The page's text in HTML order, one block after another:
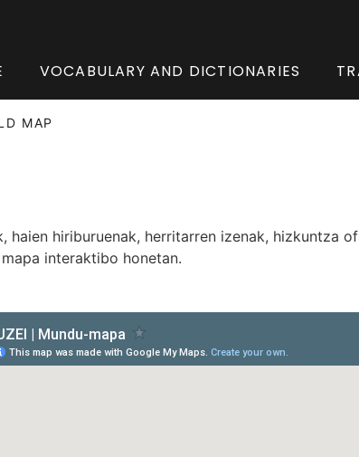
VOCABULARY AND DICTIONARIES
MAP
haien hiriburuenak, herritarren izenak,
interaktibo honetan.